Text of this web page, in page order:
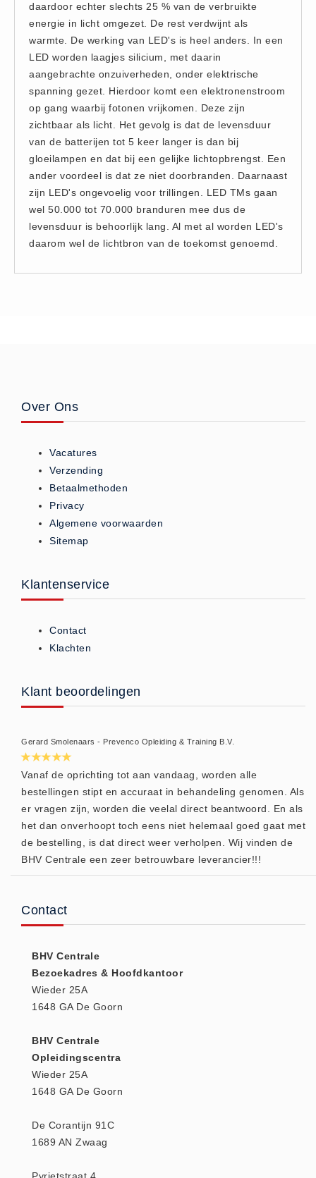
Brandblusmiddelen
Blusdekens (1)
Brandblussers (0)
Blusserkasten (3)
CO2 blussers (2)
Poederblussers (5)
Schuimblussers (6)
CO melders (2)
Rookmelders (8)
Brandmelders - Algemeen (1)
COVID-19 artikelen
COVID-19 artikelen (0)
Drogisterij
Desinfectants (6)
Geneesmiddelen (0)
Koud - Warm kompressen (3)
Spieren en gewrichten (0)
Teken - Beten sets (5)
Eerste Hulp Paneel
Evacuatie (19)
Noodkoffer (0)
Noodverlichting (1)
Stoelen (5)
Zaklampen (9)
Keurmeester NEN-3140
Kliklijsten en vitrines (2)
Medicatie en Drogisterij
Desinfectants (0)
Noodproducten (5)
Oefenmateriaal
daardoor echter slechts 25 % van de verbruikte
energie in licht omgezet. De rest verdwijnt als
warmte. De werking van LED's is heel anders. In een
LED worden laagjes silicium, met daarin
aangebrachte onzuiverheden, onder elektrische
spanning gezet. Hierdoor komt een elektronenstroom
op gang waarbij fotonen vrijkomen. Deze zijn
zichtbaar als licht. Het gevolg is dat de levensduur
van de batterijen tot 5 keer langer is dan bij
gloeilampen en dat bij een gelijke lichtopbrengst. Een
ander voordeel is dat ze niet doorbranden. Daarnaast
zijn LED's ongevoelig voor trillingen. LED TMs gaan
wel 50.000 tot 70.000 branduren mee dus de
levensduur is behoorlijk lang. Al met al worden LED's
daarom wel de lichtbron van de toekomst genoemd.
Over Ons
Vacatures
Verzending
Betaalmethoden
Privacy
Algemene voorwaarden
Sitemap
Klantenservice
Contact
Klachten
Klant beoordelingen
Gerard Smolenaars - Prevenco Opleiding & Training B.V.
Vanaf de oprichting tot aan vandaag, worden alle
bestellingen stipt en accuraat in behandeling genomen. Als
er vragen zijn, worden die veelal direct beantwoord. En als
het dan onverhoopt toch eens niet helemaal goed gaat met
de bestelling, is dat direct weer verholpen. Wij vinden de
BHV Centrale een zeer betrouwbare leverancier!!!
Contact
BHV Centrale
Bezoekadres & Hoofdkantoor
Wieder 25A
1648 GA De Goorn
BHV Centrale
Opleidingscentra
Wieder 25A
1648 GA De Goorn
De Corantijn 91C
1689 AN Zwaag